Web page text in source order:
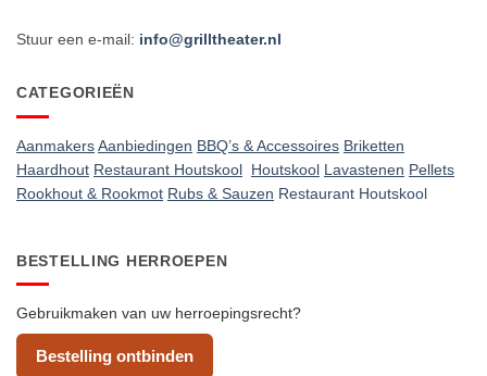
Stuur een e-mail: info@grilltheater.nl
CATEGORIEËN
AanmakersAanbiedingen BBQ’s & Accessoires Briketten
Haardhout Restaurant Houtskool Houtskool Lavastenen Pellets
Rookhout & Rookmot Rubs & Sauzen Restaurant Houtskool
BESTELLING HERROEPEN
Gebruikmaken van uw herroepingsrecht?
Bestelling ontbinden